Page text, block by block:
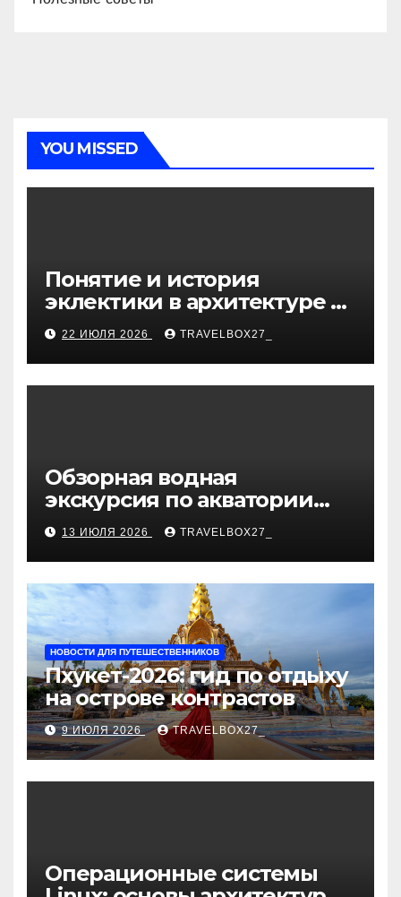
YOU MISSED
Понятие и история
эклектики в архитектуре и
дизайне интерьеров
22 ИЮЛЯ 2026 TRAVELBOX27_
Обзорная водная
экскурсия по акватории
бухты Песчаная
13 ИЮЛЯ 2026 TRAVELBOX27_
НОВОСТИ ДЛЯ ПУТЕШЕСТВЕННИКОВ
Пхукет-2026: гид по отдыху
на острове контрастов
9 ИЮЛЯ 2026 TRAVELBOX27_
Операционные системы